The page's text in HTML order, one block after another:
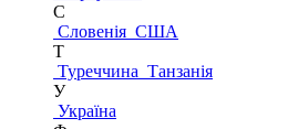
С
Словенія США
Т
Туреччина Танзанія
У
Україна